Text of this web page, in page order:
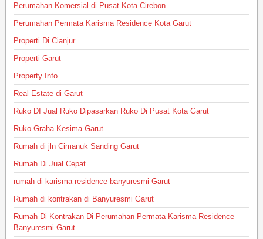
Perumahan Komersial di Pusat Kota Cirebon
Perumahan Permata Karisma Residence Kota Garut
Properti Di Cianjur
Properti Garut
Property Info
Real Estate di Garut
Ruko DI Jual Ruko Dipasarkan Ruko Di Pusat Kota Garut
Ruko Graha Kesima Garut
Rumah di jln Cimanuk Sanding Garut
Rumah Di Jual Cepat
rumah di karisma residence banyuresmi Garut
Rumah di kontrakan di Banyuresmi Garut
Rumah Di Kontrakan Di Perumahan Permata Karisma Residence
Banyuresmi Garut